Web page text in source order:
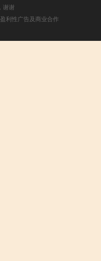
谢谢
利性广告及商业合作